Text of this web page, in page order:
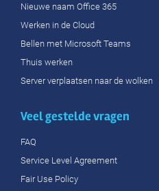
Nieuwe naam Office 365
Werken in de Cloud
Bellen met Microsoft Teams
Thuis werken
Server verplaatsen naar de wolken
Veel gestelde vragen
FAQ
Service Level Agreement
Fair Use Policy